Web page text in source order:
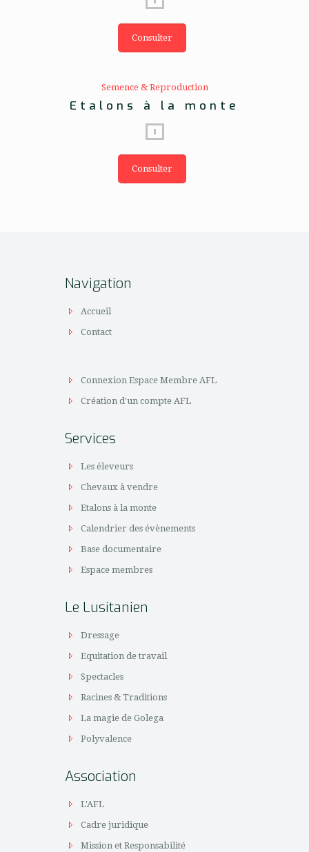
Consulter
Semence & Reproduction
Etalons à la monte
Consulter
Navigation
Accueil
Contact
Connexion Espace Membre AFL
Création d'un compte AFL
Services
Les éleveurs
Chevaux à vendre
Etalons à la monte
Calendrier des évènements
Base documentaire
Espace membres
Le Lusitanien
Dressage
Equitation de travail
Spectacles
Racines & Traditions
La magie de Golega
Polyvalence
Association
L'AFL
Cadre juridique
Mission et Responsabilité